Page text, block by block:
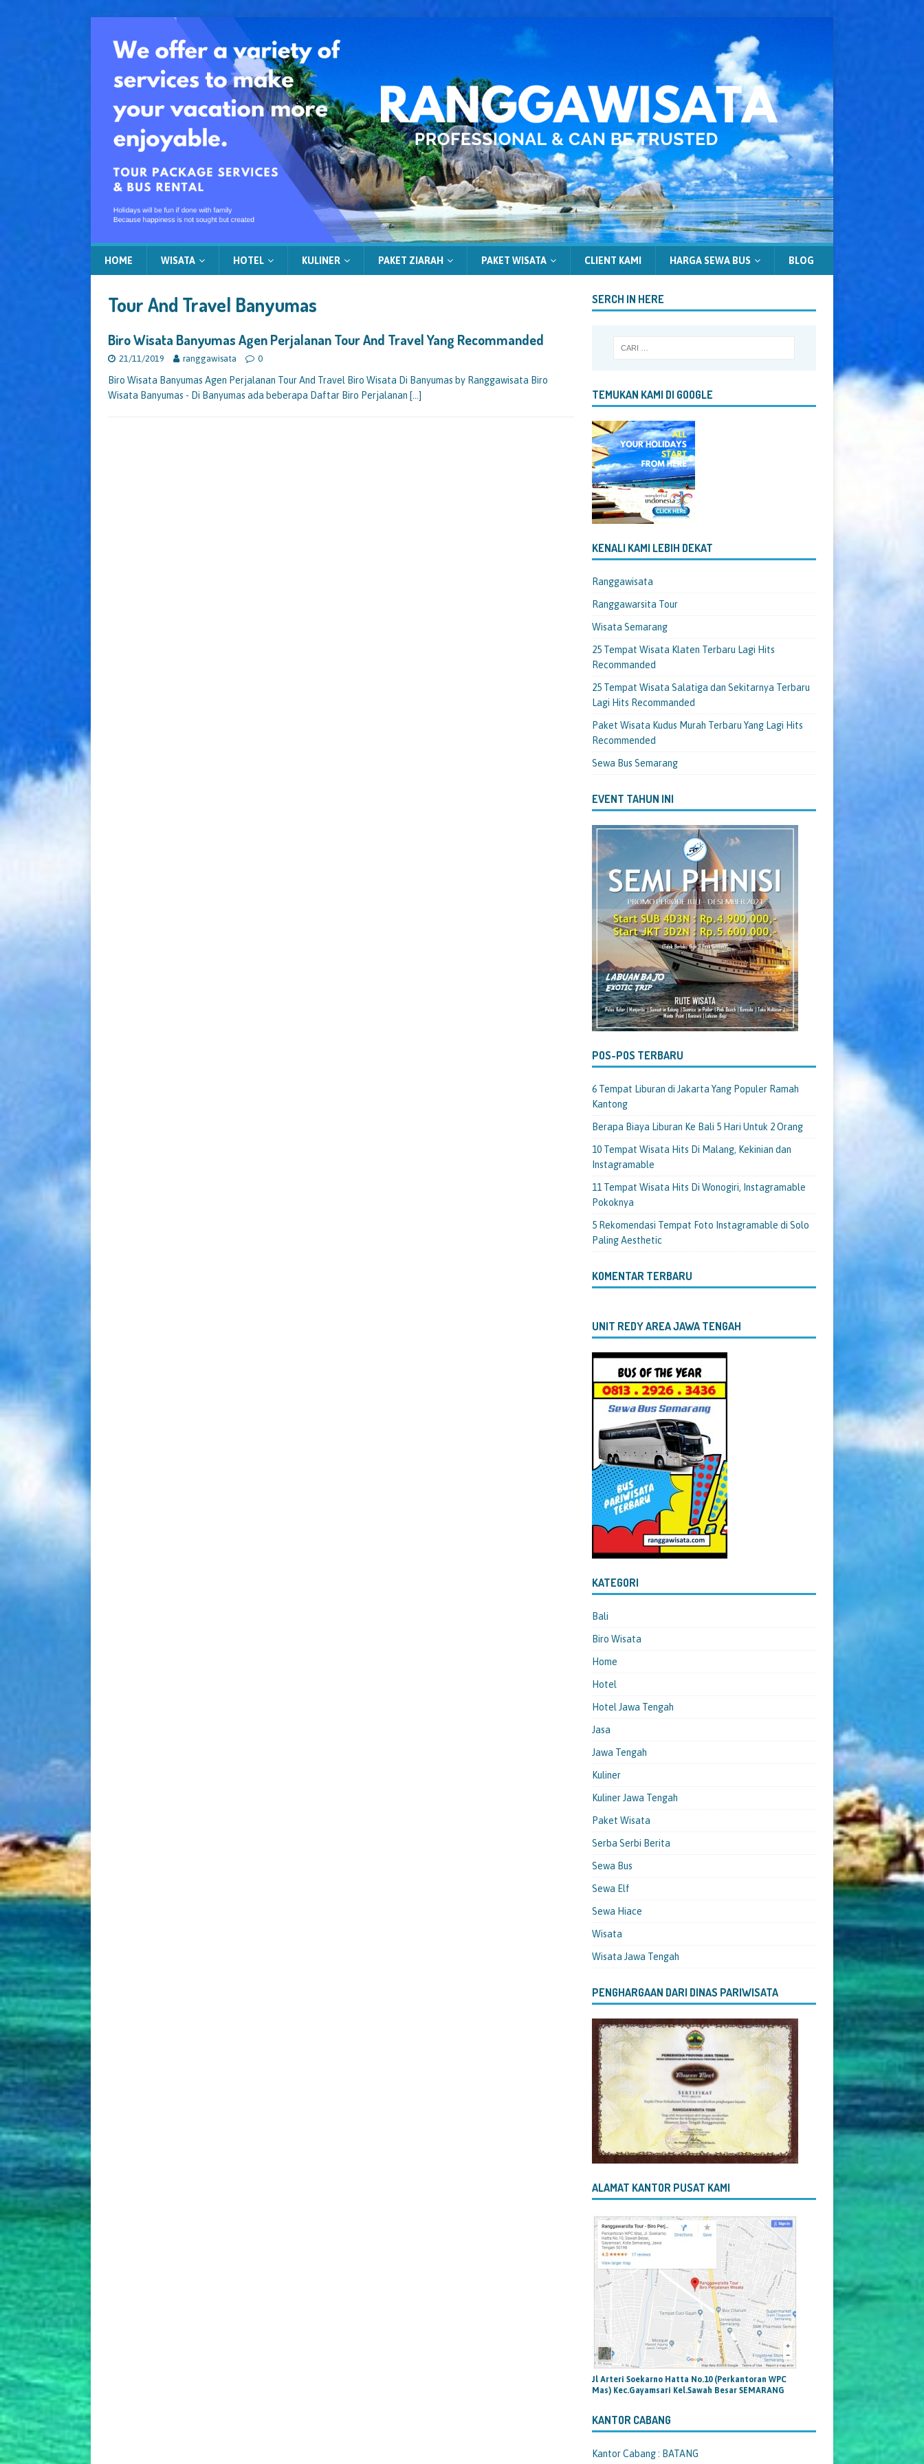
HOME WISATA HOTEL KULINER PAKET ZIARAH PAKET WISATA CLIENT KAMI HARGA SEWA BUS BLOG
Tour And Travel Banyumas
Biro Wisata Banyumas Agen Perjalanan Tour And Travel Yang Recommanded
21/11/2019 ranggawisata 0
Biro Wisata Banyumas Agen Perjalanan Tour And Travel Biro Wisata Di Banyumas by Ranggawisata Biro
Wisata Banyumas - Di Banyumas ada beberapa Daftar Biro Perjalanan […]
SERCH IN HERE
TEMUKAN KAMI DI GOOGLE
KENALI KAMI LEBIH DEKAT
Ranggawisata
Ranggawarsita Tour
Wisata Semarang
25 Tempat Wisata Klaten Terbaru Lagi Hits
Recommanded
25 Tempat Wisata Salatiga dan Sekitarnya Terbaru
Lagi Hits Recommanded
Paket Wisata Kudus Murah Terbaru Yang Lagi Hits
Recommended
Sewa Bus Semarang
EVENT TAHUN INI
POS-POS TERBARU
6 Tempat Liburan di Jakarta Yang Populer Ramah
Kantong
Berapa Biaya Liburan Ke Bali 5 Hari Untuk 2 Orang
10 Tempat Wisata Hits Di Malang, Kekinian dan
Instagramable
11 Tempat Wisata Hits Di Wonogiri, Instagramable
Pokoknya
5 Rekomendasi Tempat Foto Instagramable di Solo
Paling Aesthetic
KOMENTAR TERBARU
UNIT REDY AREA JAWA TENGAH
KATEGORI
Bali
Biro Wisata
Home
Hotel
Hotel Jawa Tengah
Jasa
Jawa Tengah
Kuliner
Kuliner Jawa Tengah
Paket Wisata
Serba Serbi Berita
Sewa Bus
Sewa Elf
Sewa Hiace
Wisata
Wisata Jawa Tengah
PENGHARGAAN DARI DINAS PARIWISATA
ALAMAT KANTOR PUSAT KAMI
Jl Arteri Soekarno Hatta No.10 (Perkantoran WPC
Mas) Kec.Gayamsari Kel.Sawah Besar SEMARANG
KANTOR CABANG
Kantor Cabang : BATANG